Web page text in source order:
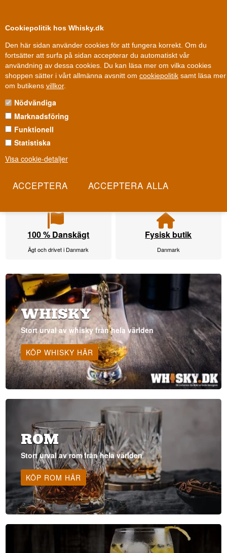
Cookiepolitik hos Whisky.dk
Den här sidan använder cookies för att fungera korrekt. Om du
fortsätter att surfa på sidan accepterar du automatiskt vår
användning av dessa cookies. Du kan läsa mer om vilka cookies
shoppen sätter i vårt allmänna avsnitt om cookiepolitik samt läsa mer
om butikens villkor.
Nödvändiga
Marknadsföring
Funktionell
Statistiska
Visa cookie-detaljer
100 % Danskägt
Ägt och drivet i Danmark
Fysisk butik
Danmark
WHISKY
Stort urval av whisky från hela världen
KÖP WHISKY HÄR
ROM
Stort urval av rom från hela världen
KÖP ROM HÄR